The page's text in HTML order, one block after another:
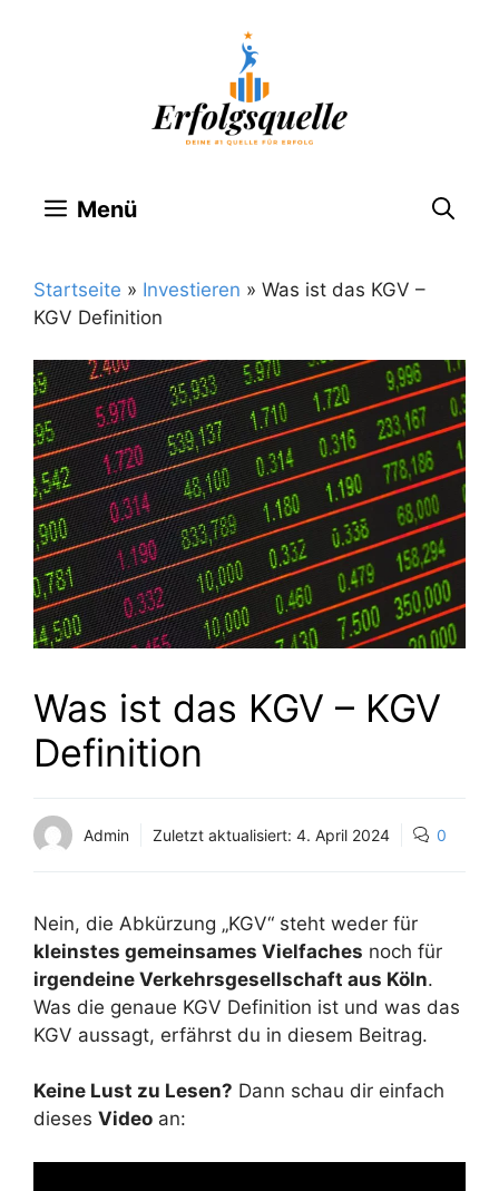
Menü
Startseite » Investieren » Was ist das KGV –
KGV Definition
Was ist das KGV – KGV
Definition
Admin Zuletzt aktualisiert: 4. April 2024 0
Nein, die Abkürzung „KGV“ steht weder für
kleinstes gemeinsames Vielfaches noch für
irgendeine Verkehrsgesellschaft aus Köln.
Was die genaue KGV Definition ist und was das
KGV aussagt, erfährst du in diesem Beitrag.
Keine Lust zu Lesen? Dann schau dir einfach
dieses Video an: